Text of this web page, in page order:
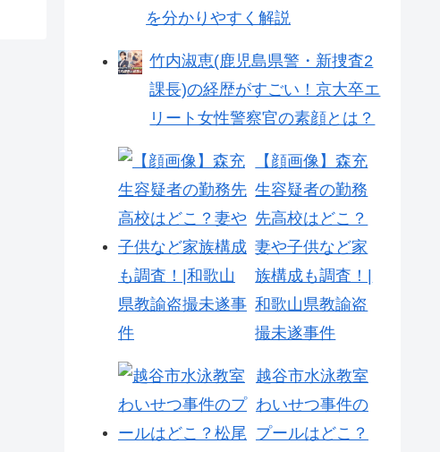
を分かりやすく解説
竹内淑恵(鹿児島県警・新捜査2
課長)の経歴がすごい！京大卒エ
リート女性警察官の素顔とは？
【顔画像】森充
生容疑者の勤務
先高校はどこ？
妻や子供など家
族構成も調査！|
和歌山県教諭盗
撮未遂事件
越谷市水泳教室
わいせつ事件の
プールはどこ？